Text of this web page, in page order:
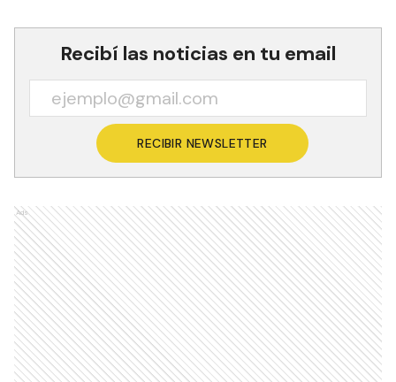
Recibí las noticias en tu email
RECIBIR NEWSLETTER
Ads